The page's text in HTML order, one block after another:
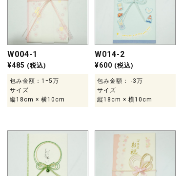
W004-1
¥485 (税込)
包み金額：1ｰ5万
サイズ
縦18cm × 横10cm
W014-2
¥600 (税込)
包み金額： -3万
サイズ
縦18cm × 横10cm